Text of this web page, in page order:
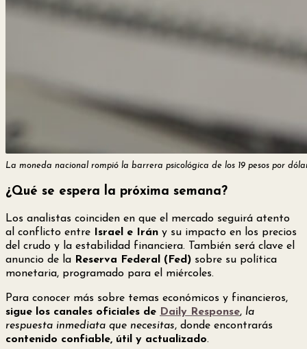
La moneda nacional rompió la barrera psicológica de los 19 pesos por
¿Qué se espera la próxima semana?
Los analistas coinciden en que el mercado seguirá atento
al conflicto entre Israel e Irán y su impacto en los precios
del crudo y la estabilidad financiera. También será clave el
anuncio de la Reserva Federal (Fed) sobre su política
monetaria, programado para el miércoles.
Para conocer más sobre temas económicos y financieros,
sigue los canales oficiales de Daily Response, la
respuesta inmediata que necesitas, donde encontrarás
contenido confiable, útil y actualizado.